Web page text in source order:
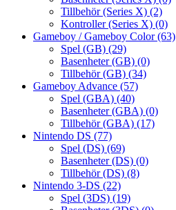
Tillbehör (Series X) (2)
Kontroller (Series X) (0)
Gameboy / Gameboy Color(63)
Spel (GB) (29)
Basenheter (GB) (0)
Tillbehör (GB) (34)
Gameboy Advance (57)
Spel (GBA) (40)
Basenheter (GBA) (0)
Tillbehör (GBA) (17)
Nintendo DS (77)
Spel (DS) (69)
Basenheter (DS) (0)
Tillbehör (DS) (8)
Nintendo 3-DS (22)
Spel (3DS) (19)